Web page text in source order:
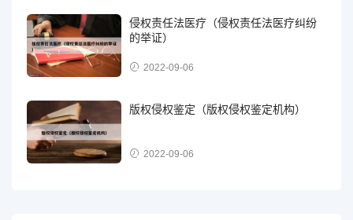
侵权责任法医疗（侵权责任法医疗纠纷
的举证）
2022-09-06
版权侵权鉴定（版权侵权鉴定机构）
2022-09-06